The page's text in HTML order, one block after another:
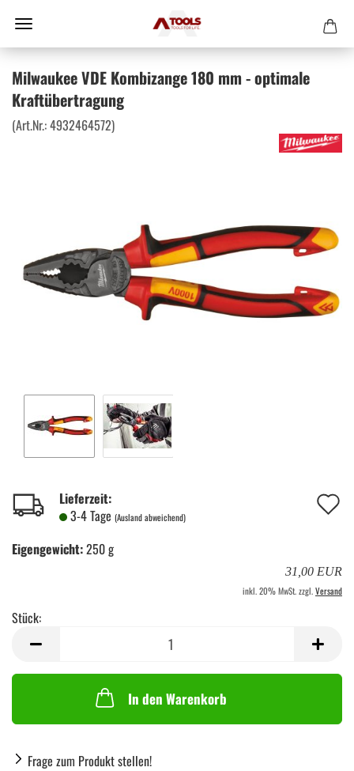
Milwaukee VDE Kombizange 180 mm - optimale
Kraftübertragung
(Art.Nr.:4932464572)
Lieferzeit:
3-4 Tage (Ausland abweichend)
Eigengewicht:250 g
31,00 EUR
inkl. 20% MwSt. zzgl.Versand
Stück:
In den Warenkorb
Frage zum Produkt stellen!